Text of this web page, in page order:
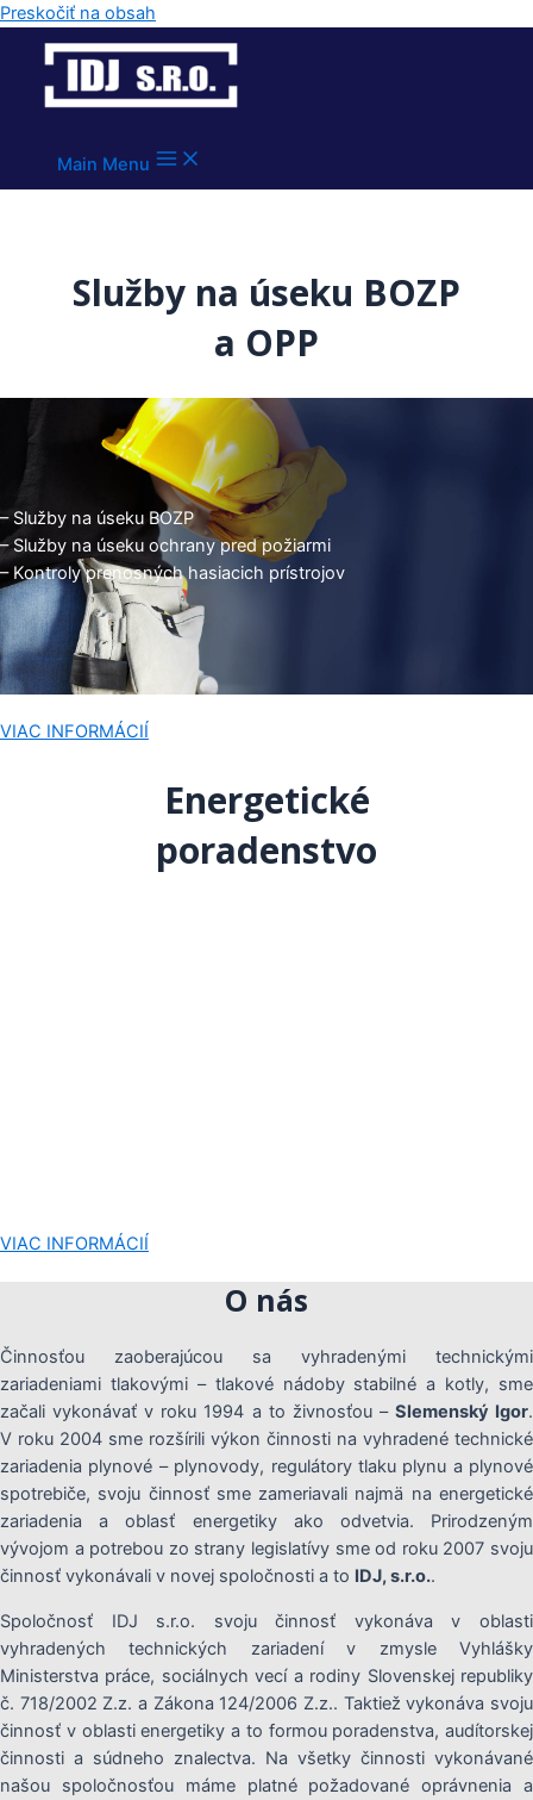
Preskočiť na obsah
Main Menu
Služby na úseku BOZP
a OPP
– Služby na úseku BOZP
– Služby na úseku ochrany pred požiarmi
– Kontroly prenosných hasiacich prístrojov
VIAC INFORMÁCIÍ
Energetické
poradenstvo
VIAC INFORMÁCIÍ
O nás
Činnosťou zaoberajúcou sa vyhradenými technickými
zariadeniami tlakovými – tlakové nádoby stabilné a kotly, sme
začali vykonávať v roku 1994 a to živnosťou – Slemenský Igor.
V roku 2004 sme rozšírili výkon činnosti na vyhradené technické
zariadenia plynové – plynovody, regulátory tlaku plynu a plynové
spotrebiče, svoju činnosť sme zameriavali najmä na energetické
zariadenia a oblasť energetiky ako odvetvia. Prirodzeným
vývojom a potrebou zo strany legislatívy sme od roku 2007 svoju
činnosť vykonávali v novej spoločnosti a to IDJ, s.r.o..
Spoločnosť IDJ s.r.o. svoju činnosť vykonáva v oblasti
vyhradených technických zariadení v zmysle Vyhlášky
Ministerstva práce, sociálnych vecí a rodiny Slovenskej republiky
č. 718/2002 Z.z. a Zákona 124/2006 Z.z.. Taktiež vykonáva svoju
činnosť v oblasti energetiky a to formou poradenstva, audítorskej
činnosti a súdneho znalectva. Na všetky činnosti vykonávané
našou spoločnosťou máme platné požadované oprávnenia a